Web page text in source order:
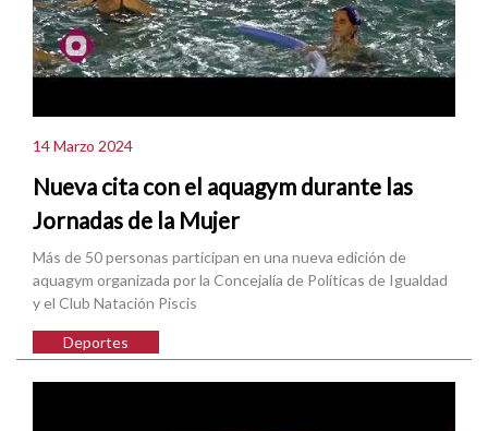
14 Marzo 2024
Nueva cita con el aquagym durante las
Jornadas de la Mujer
Más de 50 personas participan en una nueva edición de
aquagym organizada por la Concejalía de Políticas de Igualdad
y el Club Natación Piscis
Deportes